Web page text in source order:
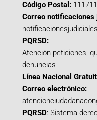
Código Postal: 111711
Correo notificaciones
PQRSD:
Atención peticiones,
denuncias
Línea Nacional
Correo electrónico:
PQRSD: Sistema